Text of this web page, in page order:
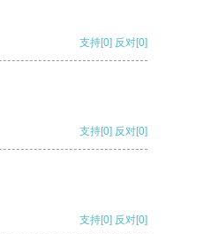
支持[0] 反对[0]
支持[0] 反对[0]
支持[0] 反对[0]